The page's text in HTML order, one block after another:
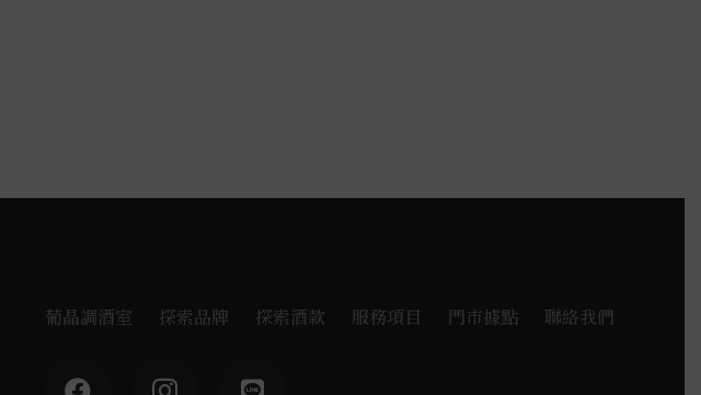
葡晶調酒室 探索品牌 探索酒款 服務項目 門市據點 聯絡我們